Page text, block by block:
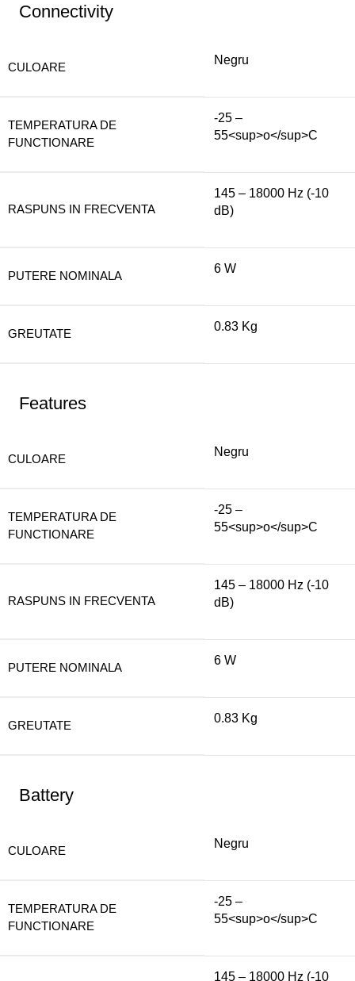
Connectivity
CULOARE
Negru
TEMPERATURA DE
FUNCTIONARE
-25 –
55<sup>o</sup>C
RASPUNS IN FRECVENTA
145 – 18000 Hz (-10
dB)
PUTERE NOMINALA
6 W
GREUTATE
0.83 Kg
Features
CULOARE
Negru
TEMPERATURA DE
FUNCTIONARE
-25 –
55<sup>o</sup>C
RASPUNS IN FRECVENTA
145 – 18000 Hz (-10
dB)
PUTERE NOMINALA
6 W
GREUTATE
0.83 Kg
Battery
CULOARE
Negru
TEMPERATURA DE
FUNCTIONARE
-25 –
55<sup>o</sup>C
145 – 18000 Hz (-10